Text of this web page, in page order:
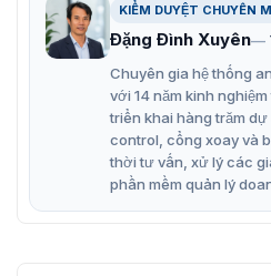
KIỂM DUYỆT CHUYÊN
Đặng Đình Xuyên
Chuyên gia hệ thống
với 14 năm kinh
triển khai hàng trăm
control, cổng xoay và
thời tư vấn, xử lý các
phần mềm quản lý